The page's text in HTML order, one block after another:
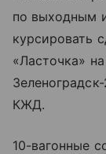
по выходным
курсировать
«Ласточка»
КЖД.
10-вагонные